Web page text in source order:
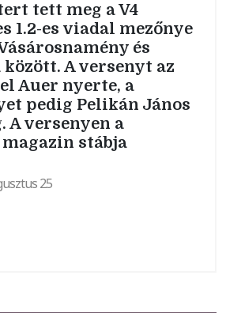
tett meg a V4
1.2-es viadal mezőnye
és
A versenyt az
Auer nyerte, a
pedig Pelikán János
A versenyen a
stábja
25